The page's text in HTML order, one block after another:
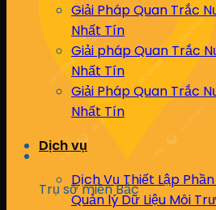
Trụ sở miền Bắc
Giải Pháp Quan Trắc
Nhất Tín
Giải pháp Quan Trắc
Nhất Tín
Giải Pháp Quan Trắc
Nhất Tín
Dịch vụ
Dịch Vụ Thiết Lập
Quản lý Dữ Liệu Môi